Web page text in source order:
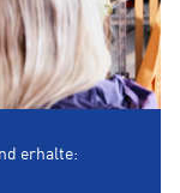
erhalte: